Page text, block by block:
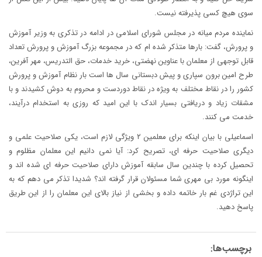
سوی هیچ کسی پذیرفته نیست.
نماینده مردم میانه در مجلس شورای اسلامی در ادامه در تذکری به وزیر آموزش
و پرورش، گفت: بارها متذکر شده ام که در مجموعه بزرگ آموزش و پرورش تعداد
قابل توجهی از معلمان با عناوین نهضتی، خرید خدمات، حق التدریس، مهر آفرین،
طرح امین برون سپاری و پیش دبستانی سال ها است بار نظام آموزش و پرورش
کشور را در نقاط مختلف به ویژه در نقاط دوردست و محروم به دوش کشیدند و با
مشقات زیاد و دریافتی بسیار اندک با این امید که روزی به استخدام درآیند،
خدمت می کنند.
اسماعیلی با بیان اینکه برای معلمین ۲ ویژگی لازم است، یکی صلاحیت علمی و
دیگری صلاحیت حرفه ای، تصریح کرد: آیا نمی دانیم این معلمان مظلوم و
تحصیل کرده با چندین سال سابقه آموزش دارای صلاحیت حرفه ای شده اند و
اینگونه مورد بی مهری شما مسئولان قرار گرفته اند؟ شدیدا تذکر می دهم که به
این تراژدی غم بار خاتمه داده و بخشی از نیاز بالای این معلمان را از این طریق
پاسخ دهید.
برچسب‌ها: